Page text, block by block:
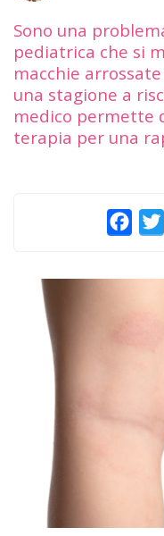
Sono una
pediatrica che si
macchie
una stagione a
medico permette
terapia per una